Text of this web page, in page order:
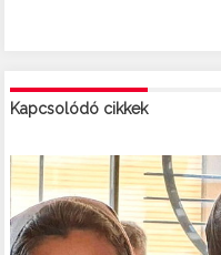
Kapcsolódó cikkek